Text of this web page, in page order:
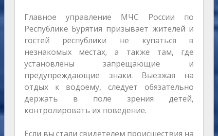
Главное управление МЧС России по
Республике Бурятия призывает жителей и
гостей республики не купаться в
незнакомых местах, а также там, где
установлены запрещающие и
предупреждающие знаки. Выезжая на
отдых к водоему, следует обязательно
держать в поле зрения детей,
контролировать их поведение.
Если вы стали свидетелем происшествия на